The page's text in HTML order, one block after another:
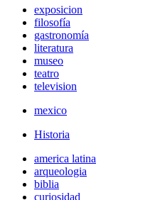
exposicion
filosofía
gastronomía
literatura
museo
teatro
television
mexico
Historia
america latina
arqueologia
biblia
curiosidad